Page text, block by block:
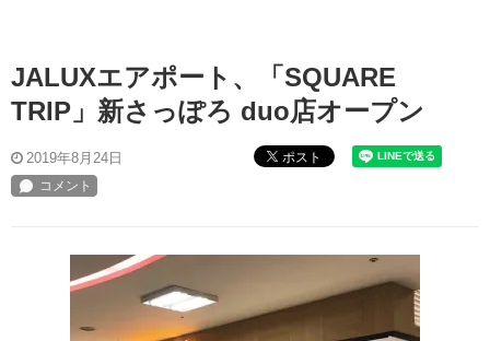
JALUXエアポート、「SQUARE
TRIP」新さっぽろ duo店オープン
2019年8月24日 ポスト